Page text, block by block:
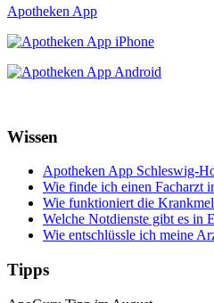
Apotheken App
Wissen
Apotheken App Schleswig-
Wie finde ich einen Facharzt
Wie funktioniert die
Welche Notdienste gibt es in
Wie entschlüssle ich meine
Tipps